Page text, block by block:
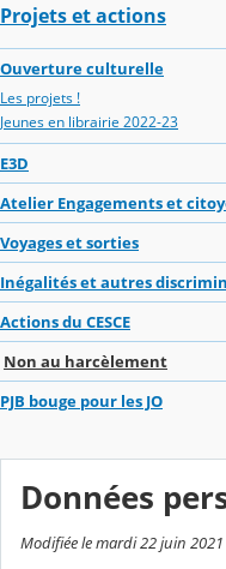
Projets et actions
Ouverture culturelle
Les projets !
Jeunes en librairie 2022-23
E3D
Atelier Engagements et
Voyages et sorties
Inégalités et autres
Actions du CESCE
Non au harcèlement
PJB bouge pour les JO
Données
Modifiée le mardi 22 juin